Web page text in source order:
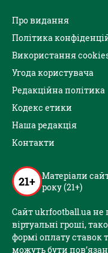
Про видання
Політика
Використання
Угода користувача
Редакційна політика
Кодекс етики
Наша редакція
Контакти
21+ Матеріали
року (21+)
Сайт ukrfootball.ua не
віртуальні гроші,
формі оплату ставок
можуть бути